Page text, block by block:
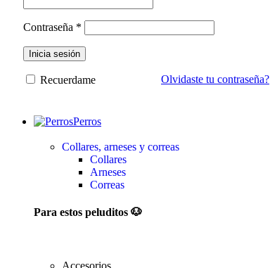
Contraseña *
Inicia sesión
Olvidaste tu contraseña?
Recuerdame
Perros
Collares, arneses y correas
Collares
Arneses
Correas
Para estos peluditos 🐶
Accesorios